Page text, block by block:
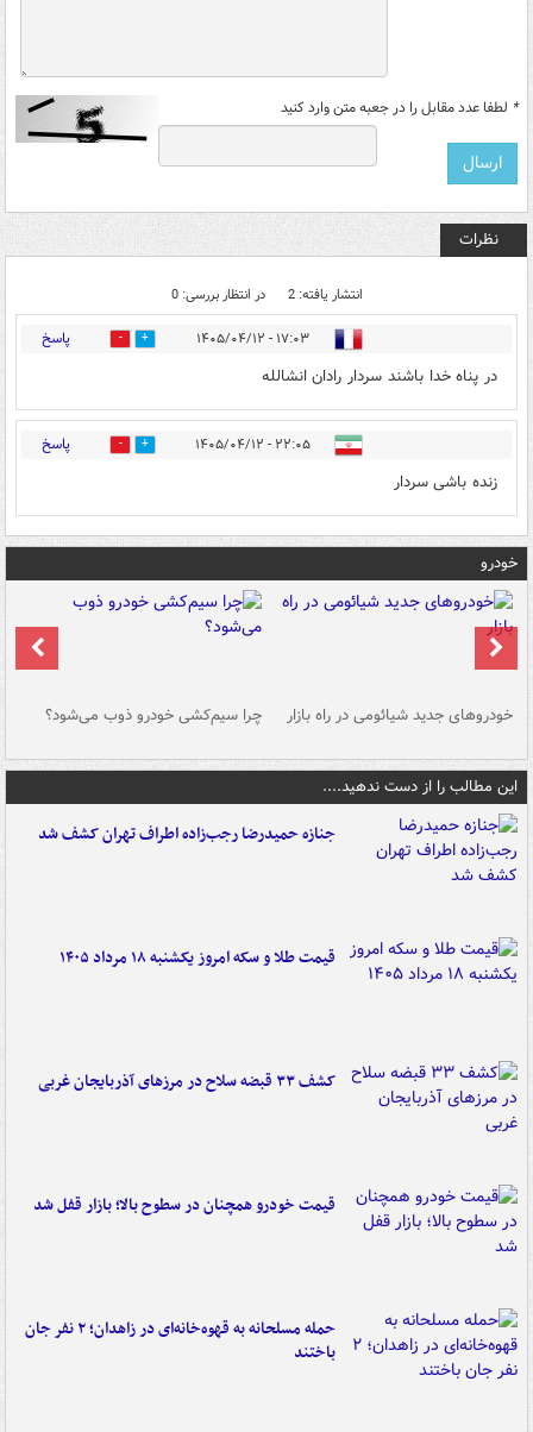
* لطفا عدد مقابل را در جعبه متن وارد کنید
نظرات
انتشار یافته: 2 در انتظار بررسی: 0
۱۷:۰۳ - ۱۴۰۵/۰۴/۱۲ 7 پاسخ
در پناه خدا باشند سردار رادان انشالله
۲۲:۰۵ - ۱۴۰۵/۰۴/۱۲ 6 پاسخ
زنده باشی سردار
خودرو
خودروهای جدید شیائومی در راه بازار چرا سیم‌کشی خودرو ذوب می‌شود؟
این مطالب را از دست ندهید....
جنازه حمیدرضا رجب‌زاده اطراف تهران کشف شد
قیمت طلا و سکه امروز یکشنبه ۱۸ مرداد ۱۴۰۵
کشف ۳۳ قبضه سلاح در مرزهای آذربایجان غربی
قیمت خودرو همچنان در سطوح بالا؛ بازار قفل شد
حمله مسلحانه به قهوه‌خانه‌ای در زاهدان؛ ۲ نفر جان
باختند